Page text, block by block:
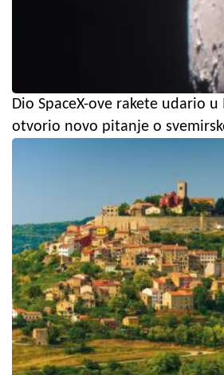
Dio SpaceX-ove rakete udario
otvorio novo pitanje o